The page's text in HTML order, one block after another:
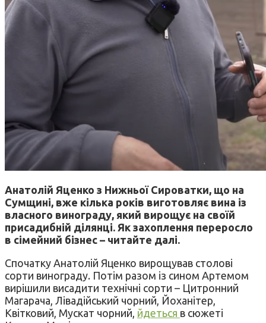
Анатолій Яценко з Нижньої Сироватки, що на
Сумщині, вже кілька років виготовляє вина із
власного винограду, який вирощує на своїй
присадибній ділянці. Як захоплення переросло
в сімейний бізнес – читайте далі.
Спочатку Анатолій Яценко вирощував столові
сорти винограду. Потім разом із сином Артемом
вирішили висадити технічні сорти – Цитронний
Магарача, Лівадійський чорний, Йоханітер,
Квітковий, Мускат чорний, йдеться в сюжеті